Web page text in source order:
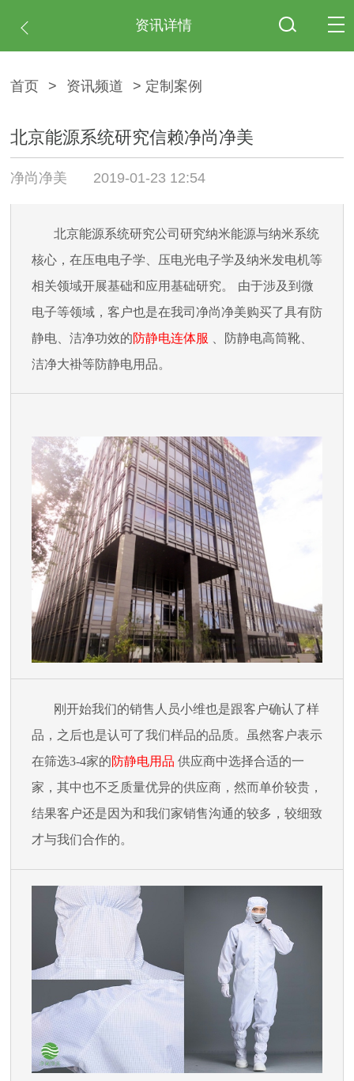
资讯详情
首页 > 资讯频道 > 定制案例
北京能源系统研究信赖净尚净美
净尚净美 2019-01-23 12:54
北京能源系统研究公司 研究纳米能源与纳米系统
核心，在压电电子学、压电光电子学及纳米发电机等
相关领域开展基础和应用基础研究。
由于涉及到微
电子等领域，客户也是在我司净尚净美购买了具有防
静电、洁净功效的防静电连体服
、防静电高筒靴、
洁净大褂等防静电用品。
刚开始我们的销售人员小维也是跟客户确认了样
品，之后也是认可了我们样品的品质。虽然客户表示
在筛选3-4家的防静电用品 供应商中选择合适的一
家，其中也不乏质量优异的供应商，然而单价较贵，
结果客户还是因为和我们家销售沟通的较多，较细致
才与我们合作的。